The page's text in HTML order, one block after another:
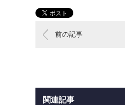
前の記事
関連記事